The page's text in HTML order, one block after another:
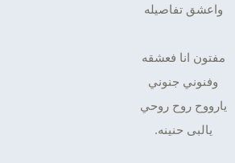
واعشق تفاصيله
مفتون انا فعشقه
وفنوني جنوني
يارووح روح روحي
يالبى حنينه.